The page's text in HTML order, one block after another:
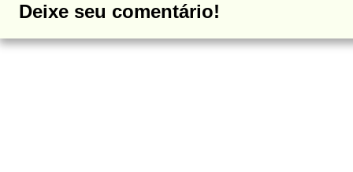
Deixe seu comentário!